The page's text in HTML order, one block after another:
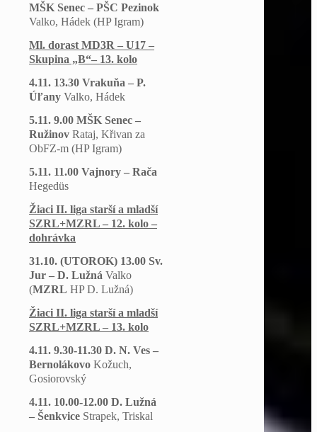
MŠK Senec – PŠC Pezinok
Valko, Hádek (HP Igram)
Ml. dorast MD3R – U17 –
Skupina „B“– 13. kolo
4.11. 13.30 Vrakuňa – P.
Úľany Valko, Hádek
5.11. 9.00 MŠK Senec –
Ružinov Rataj, Křivan za
ObFZ-m (HP Igram)
5.11. 11.00 Vajnory – Rača
Hegedüs
Žiaci II. liga starší a mladší
SZRL+MZRL – 12. kolo –
dohrávka
31.10. (UTOROK) 13.00 Sv.
Jur – D. Lužná Valko
(MZRL HP D. Lužná)
Žiaci II. liga starší a mladší
SZRL+MZRL – 13. kolo
4.11. 9.30-11.30 D. N. Ves –
Bernolákovo Kožuch,
Gosiorovský
4.11. 10.00-12.00 D. Lužná
– Šenkvice Strapek, Triskal